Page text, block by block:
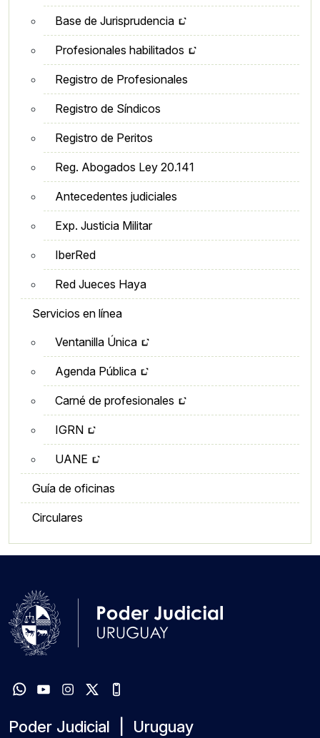
Base de Jurisprudencia
Profesionales habilitados
Registro de Profesionales
Registro de Síndicos
Registro de Peritos
Reg. Abogados Ley 20.141
Antecedentes judiciales
Exp. Justicia Militar
IberRed
Red Jueces Haya
Servicios en línea
Ventanilla Única
Agenda Pública
Carné de profesionales
IGRN
UANE
Guía de oficinas
Circulares
Poder Judicial | Uruguay